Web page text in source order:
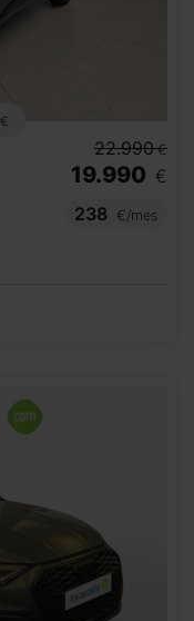
€
22.990 €
19.990 €
238
€/mes